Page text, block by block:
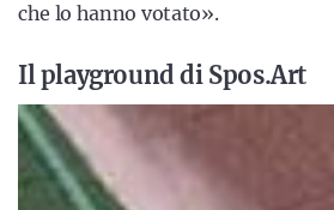
che lo hanno votato».
Il playground di Spos.Art